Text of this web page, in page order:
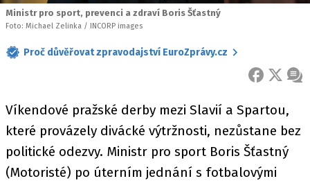
Ministr pro sport, prevenci a zdraví Boris Šťastný
Foto: Michael Zelinka / INCORP images
Proč důvěřovat zpravodajství EuroZprávy.cz
FACEBOOK
X
Víkendové pražské derby mezi Slavií a Spartou,
které provázely divácké výtržnosti, nezůstane bez
politické odezvy. Ministr pro sport Boris Šťastný
(Motoristé) po úterním jednání s fotbalovými